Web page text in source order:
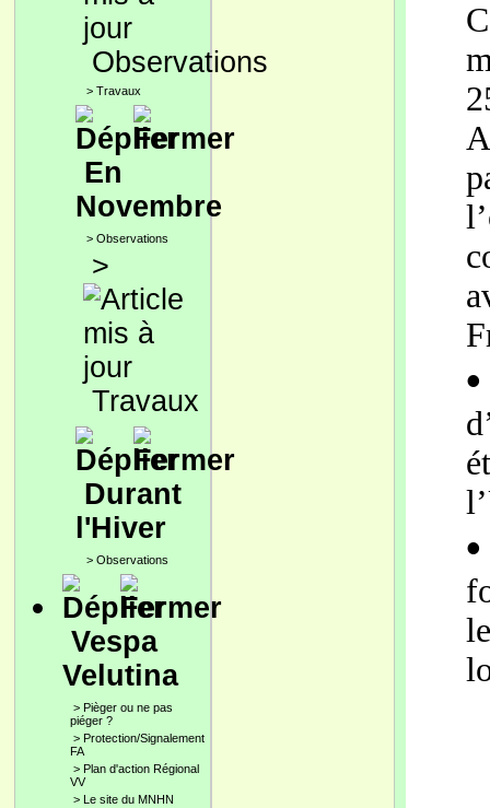
Observations
> Travaux
En
Novembre
> Observations
>
Travaux
Durant
l'Hiver
> Observations
Vespa
Velutina
> Pièger ou ne pas
piéger ?
> Protection/Signalement
FA
> Plan d'action Régional
VV
> Le site du MNHN
•
•